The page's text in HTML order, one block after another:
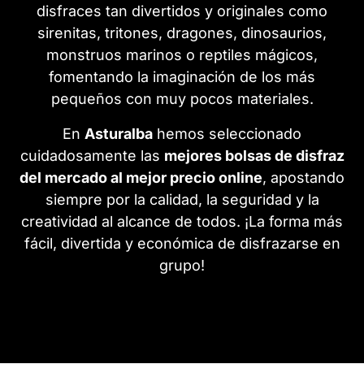
disfraces tan divertidos y originales como
sirenitas, tritones, dragones, dinosaurios,
monstruos marinos o reptiles mágicos,
fomentando la imaginación de los más
pequeños con muy pocos materiales.
En Asturalba hemos seleccionado
cuidadosamente las mejores bolsas de disfraz
del mercado al mejor precio online, apostando
siempre por la calidad, la seguridad y la
creatividad al alcance de todos. ¡La forma más
fácil, divertida y económica de disfrazarse en
grupo!